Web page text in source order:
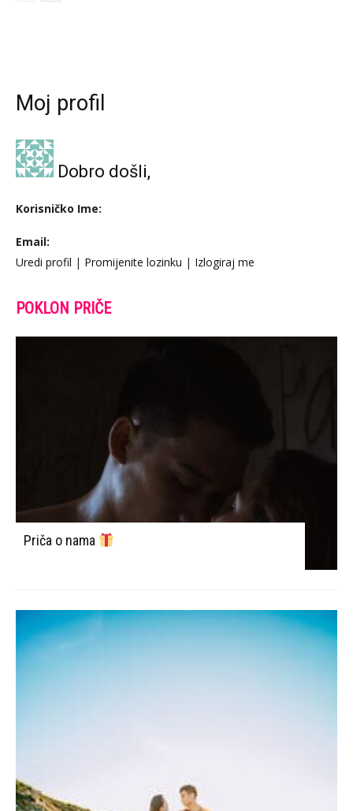
Moj profil
Dobro došli,
Korisničko Ime:
Email:
Uredi profil | Promijenite lozinku | Izlogiraj me
POKLON PRIČE
Priča o nama